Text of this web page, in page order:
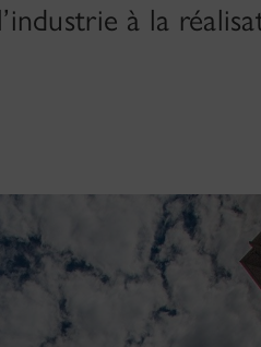
à la